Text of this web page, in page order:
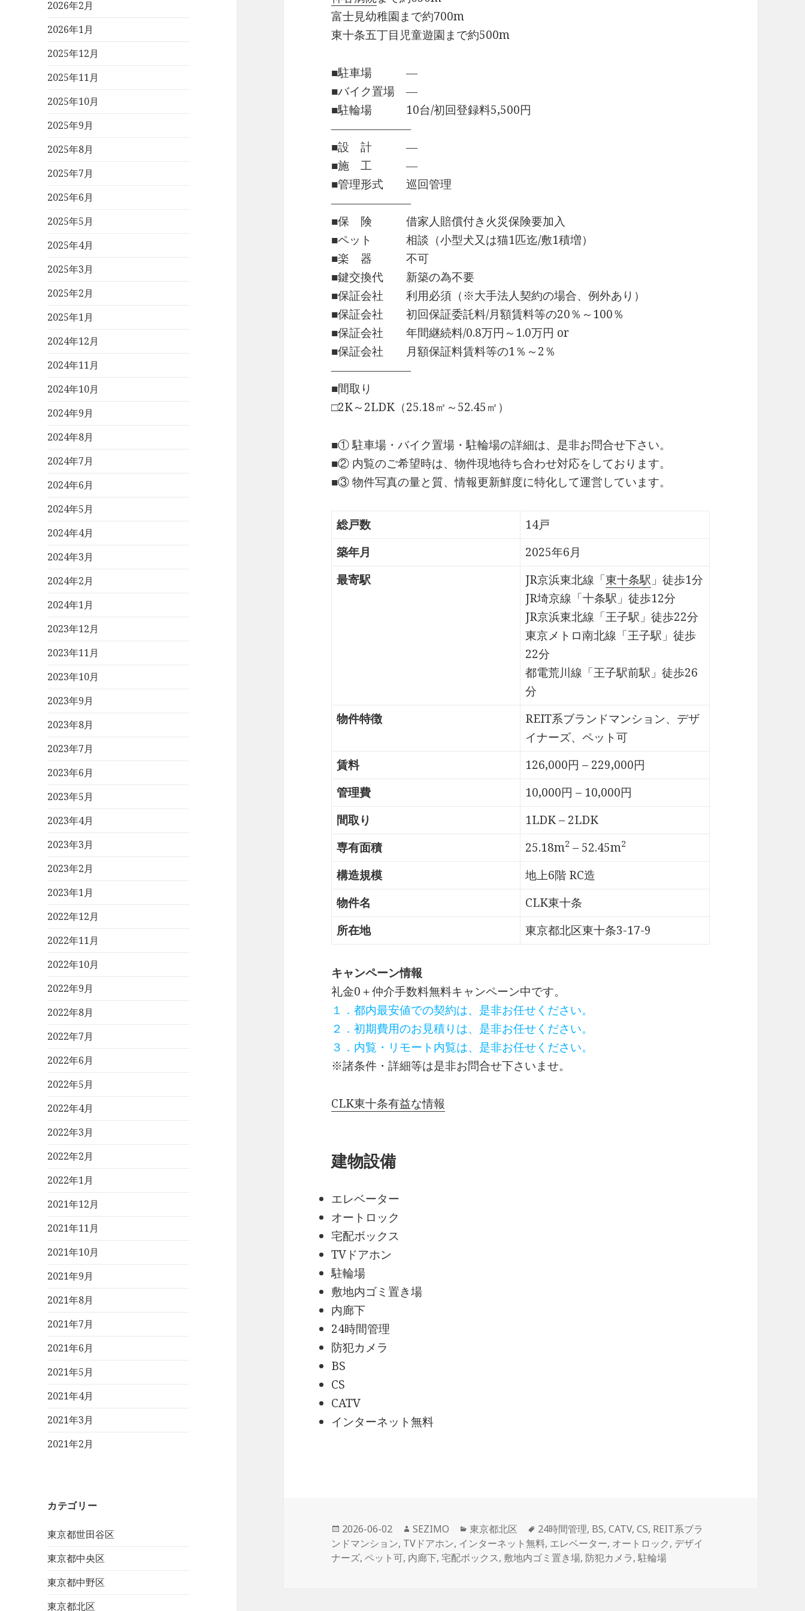
2026年2月
2026年1月
2025年12月
2025年11月
2025年10月
2025年9月
2025年8月
2025年7月
2025年6月
2025年5月
2025年4月
2025年3月
2025年2月
2025年1月
2024年12月
2024年11月
2024年10月
2024年9月
2024年8月
2024年7月
2024年6月
2024年5月
2024年4月
2024年3月
2024年2月
2024年1月
2023年12月
2023年11月
2023年10月
2023年9月
2023年8月
2023年7月
2023年6月
2023年5月
2023年4月
2023年3月
2023年2月
2023年1月
2022年12月
2022年11月
2022年10月
2022年9月
2022年8月
2022年7月
2022年6月
2022年5月
2022年4月
2022年3月
2022年2月
2022年1月
2021年12月
2021年11月
2021年10月
2021年9月
2021年8月
2021年7月
2021年6月
2021年5月
2021年4月
2021年3月
2021年2月
カテゴリー
東京都世田谷区
東京都中央区
東京都中野区
東京都北区
富士見幼稚園まで約700m
東十条五丁目児童遊園まで約500m
■駐車場 ―
■バイク置場 ―
■駐輪場 10台/初回登録料5,500円
―――――――
■設 計 ―
■施 工 ―
■管理形式 巡回管理
―――――――
■保 険 借家人賠償付き火災保険要加入
■ペット 相談（小型犬又は猫1匹迄/敷1積増）
■楽 器 不可
■鍵交換代 新築の為不要
■保証会社 利用必須（※大手法人契約の場合、例外あり）
■保証会社 初回保証委託料/月額賃料等の20％～100％
■保証会社 年間継続料/0.8万円～1.0万円 or
■保証会社 月額保証料賃料等の1％～2％
―――――――
■間取り
□2K～2LDK（25.18㎡～52.45㎡）
■① 駐車場・バイク置場・駐輪場の詳細は、是非お問合せ下さい。
■② 内覧のご希望時は、物件現地待ち合わせ対応をしております。
■③ 物件写真の量と質、情報更新鮮度に特化して運営しています。
総戸数
14戸
築年月
2025年6月
最寄駅
JR京浜東北線「東十条駅 」徒歩1分
JR埼京線「十条駅」徒歩12分
JR京浜東北線「王子駅」徒歩22分
東京メトロ南北線「王子駅」徒歩
22分
都電荒川線「王子駅前駅」徒歩26
分
物件特徴
REIT系ブランドマンション、デザ
イナーズ、ペット可
賃料
126,000円 – 229,000円
管理費
10,000円 – 10,000円
間取り
1LDK – 2LDK
専有面積
25.18m2 – 52.45m2
構造規模
地上6階 RC造
物件名
CLK東十条
所在地
東京都北区東十条3-17-9
キャンペーン情報
礼金0＋仲介手数料無料キャンペーン中です。
１．都内最安値での契約は、是非お任せください。
２．初期費用のお見積りは、是非お任せください。
３．内覧・リモート内覧は、是非お任せください。
※諸条件・詳細等は是非お問合せ下さいませ。
CLK東十条有益な情報
建物設備
エレベーター
オートロック
宅配ボックス
TVドアホン
駐輪場
敷地内ゴミ置き場
内廊下
24時間管理
防犯カメラ
BS
CS
CATV
インターネット無料
投
稿
日:
2026-06-02
作
成
者
SEZIMO
カ
テ
ゴ
東京都北区
タ
グ
24時間管理, BS,CATV,CS, REIT系ブラ
ンドマンション, TVドアホン, インターネット無料, エレベーター, オートロック, デザイ
ナーズ,ペット可, 内廊下,宅配ボックス, 敷地内ゴミ置き場, 防犯カメラ,駐輪場